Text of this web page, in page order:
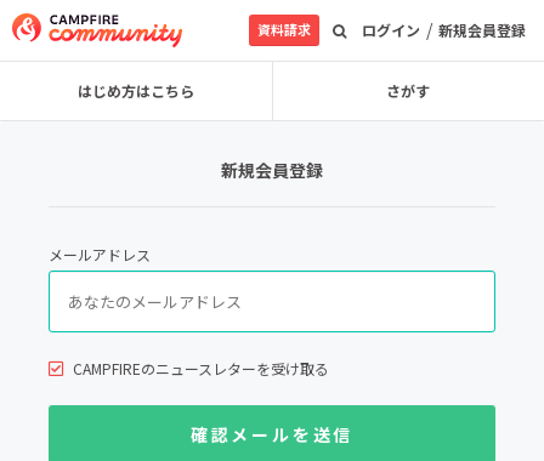
ログイン / 新規会員登録
資料請求
はじめ方はこちら さがす
新規会員登録
メールアドレス
CAMPFIREのニュースレターを受け取る